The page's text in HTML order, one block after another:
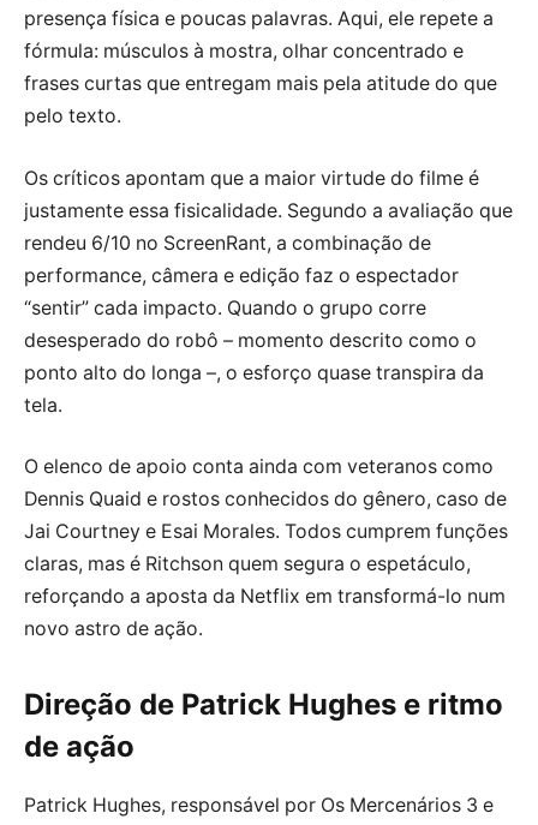
presença física e poucas palavras. Aqui, ele repete a
fórmula: músculos à mostra, olhar concentrado e
frases curtas que entregam mais pela atitude do que
pelo texto.
Os críticos apontam que a maior virtude do filme é
justamente essa fisicalidade. Segundo a avaliação que
rendeu 6/10 no ScreenRant, a combinação de
performance, câmera e edição faz o espectador
“sentir” cada impacto. Quando o grupo corre
desesperado do robô – momento descrito como o
ponto alto do longa –, o esforço quase transpira da
tela.
O elenco de apoio conta ainda com veteranos como
Dennis Quaid e rostos conhecidos do gênero, caso de
Jai Courtney e Esai Morales. Todos cumprem funções
claras, mas é Ritchson quem segura o espetáculo,
reforçando a aposta da Netflix em transformá-lo num
novo astro de ação.
Direção de Patrick Hughes e ritmo
de ação
Patrick Hughes, responsável por Os Mercenários 3 e